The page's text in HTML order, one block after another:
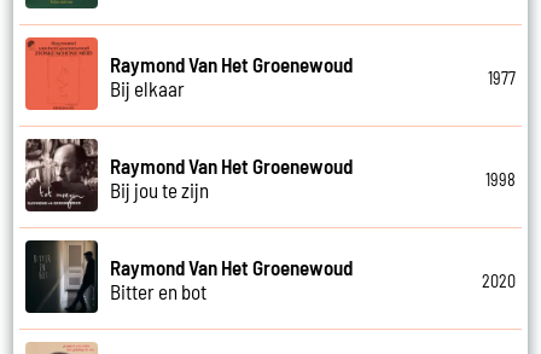
Raymond Van Het Groenewoud
Bij elkaar
1977
Raymond Van Het Groenewoud
Bij jou te zijn
1998
Raymond Van Het Groenewoud
Bitter en bot
2020